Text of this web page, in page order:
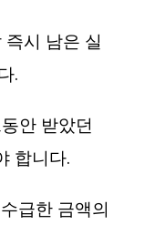
즉시 남은 실
.
안 받았던
합니다.
급한 금액의